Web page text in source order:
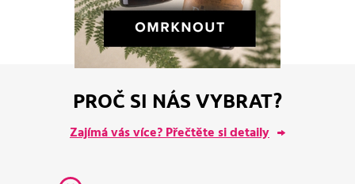
PROČ SI NÁS VYBRAT?
Zajímá vás více? Přečtěte si detaily